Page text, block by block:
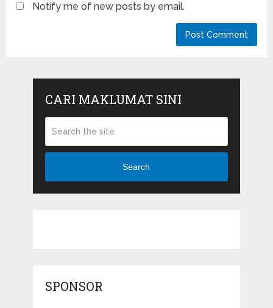
Notify me of new posts by email.
CARI MAKLUMAT SINI
Search
SPONSOR